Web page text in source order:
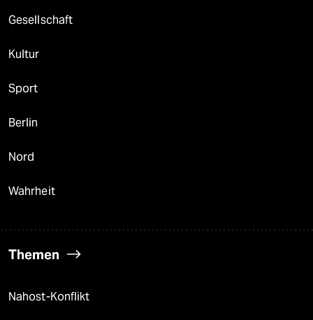
Gesellschaft
Kultur
Sport
Berlin
Nord
Wahrheit
Themen
Nahost-Konflikt